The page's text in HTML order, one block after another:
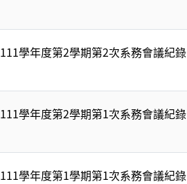
111學年度第2學期第2次系務會議紀錄
111學年度第2學期第1次系務會議紀錄
111學年度第1學期第1次系務會議紀錄